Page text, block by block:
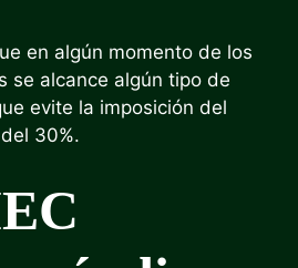
en algún momento de los
se alcance algún tipo de
evite la imposición del
30%.